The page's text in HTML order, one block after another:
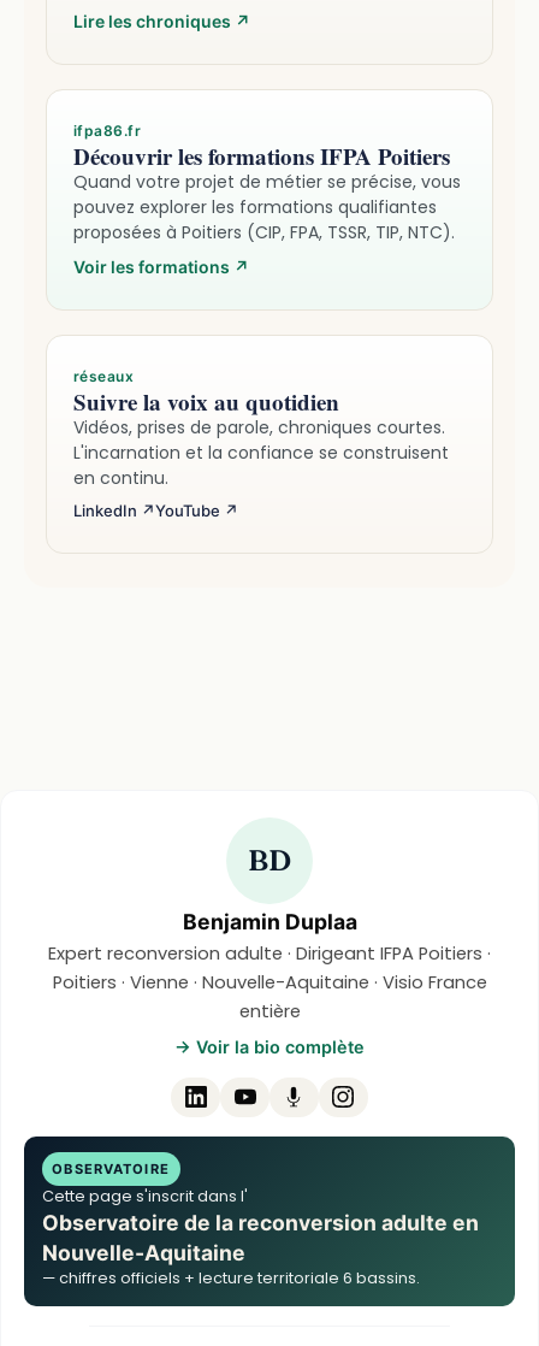
Lire les chroniques ↗
ifpa86.fr
Découvrir les formations IFPA Poitiers
Quand votre projet de métier se précise, vous
pouvez explorer les formations qualifiantes
proposées à Poitiers (CIP, FPA, TSSR, TIP, NTC).
Voir les formations ↗
réseaux
Suivre la voix au quotidien
Vidéos, prises de parole, chroniques courtes.
L'incarnation et la confiance se construisent
en continu.
LinkedIn ↗YouTube ↗
BD
Benjamin Duplaa
Expert reconversion adulte · Dirigeant IFPA Poitiers ·
Poitiers · Vienne · Nouvelle-Aquitaine · Visio France
entière
→ Voir la bio complète
OBSERVATOIRE
Cette page s'inscrit dans l'
Observatoire de la reconversion adulte en
Nouvelle-Aquitaine
— chiffres officiels + lecture territoriale 6 bassins.